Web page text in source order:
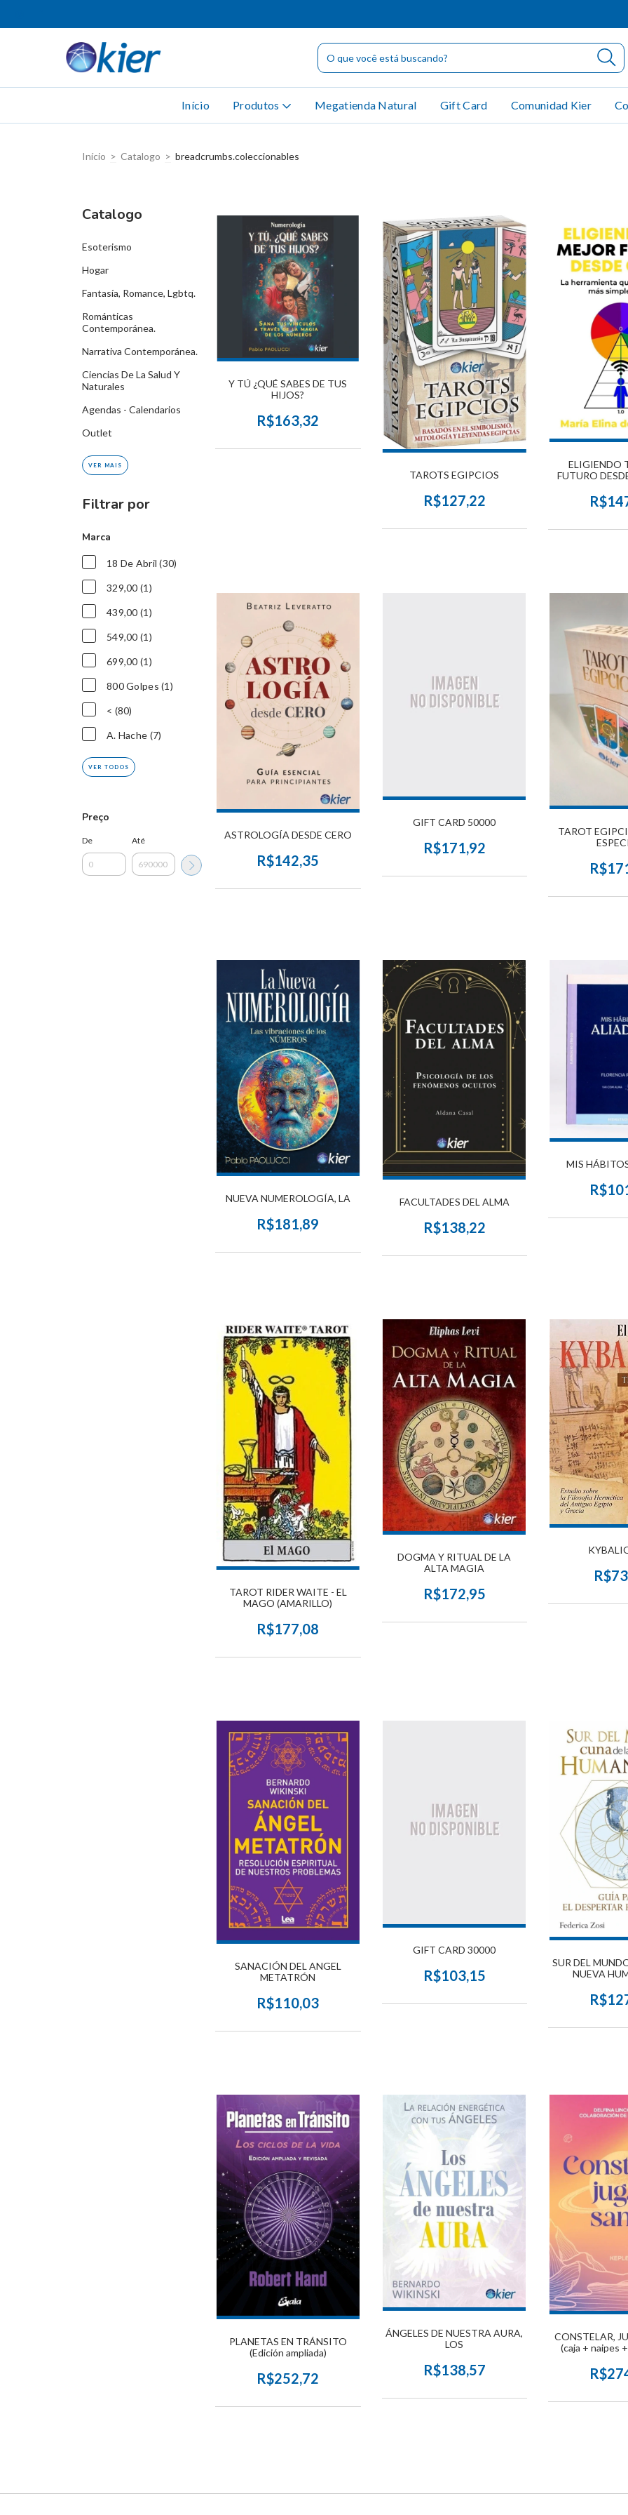
Início Produtos Megatienda Natural Gift Card Comunidad Kier
Início > Catalogo > breadcrumbs.coleccionables
Catalogo
Esoterismo
Hogar
Fantasía, Romance, Lgbtq.
Románticas
Contemporánea.
Narrativa Contemporánea.
Ciencias De La Salud Y
Naturales
Agendas - Calendarios
Outlet
VER MAIS
Filtrar por
Marca
18 De Abril (30)
329,00 (1)
439,00 (1)
549,00 (1)
699,00 (1)
800 Golpes (1)
< (80)
A. Hache (7)
VER TODOS
Preço
De Até
Y TÚ ¿QUÉ SABES DE TUS
HIJOS?
R$163,32
TAROTS EGIPCIOS
R$127,22
ELIGIENDO
FUTURO
ASTROLOGÍA DESDE CERO
R$142,35
GIFT CARD 50000
R$171,92
TAROT
NUEVA NUMEROLOGÍA, LA
R$181,89
FACULTADES DEL ALMA
R$138,22
MIS
TAROT RIDER WAITE - EL
MAGO (AMARILLO)
R$177,08
DOGMA Y RITUAL DE LA
ALTA MAGIA
R$172,95
SANACIÓN DEL ANGEL
METATRÓN
R$110,03
GIFT CARD 30000
R$103,15
SUR DEL
NUEVA
PLANETAS EN TRÁNSITO
(Edición ampliada)
R$252,72
ÁNGELES DE NUESTRA AURA,
LOS
R$138,57
CONSTELAR,
(caja + naipes